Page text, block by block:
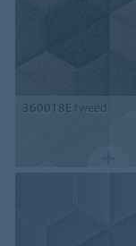
360018Etweed